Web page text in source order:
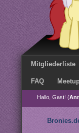
Mitgliederliste
FAQ
Hallo, Gast! (